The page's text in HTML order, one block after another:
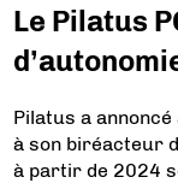
Le Pilatus
Pilatus a
à son biréacteur
à partir de 2024